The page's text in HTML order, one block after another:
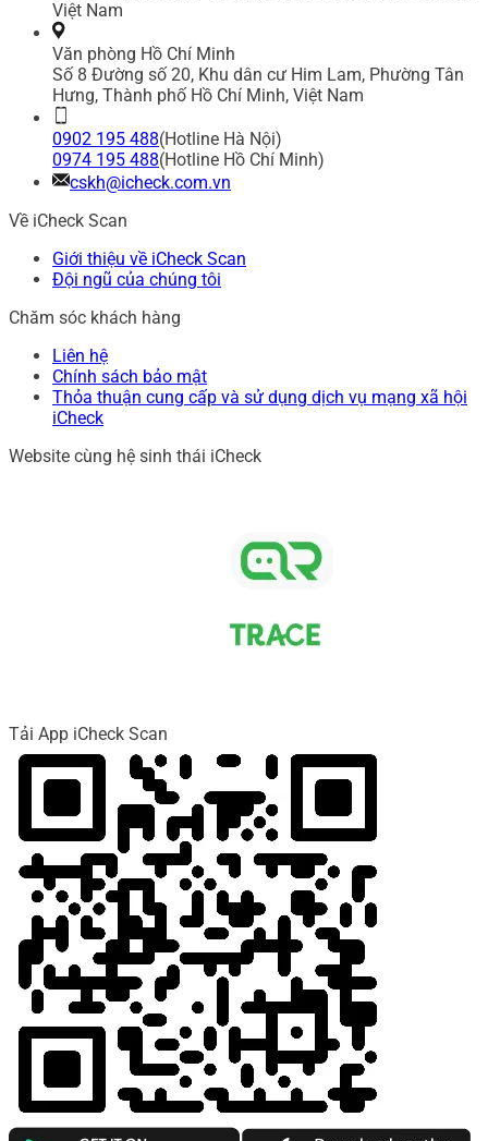
Việt Nam
Văn phòng Hồ Chí Minh
Số 8 Đường số 20, Khu dân cư Him Lam, Phường Tân
Hưng, Thành phố Hồ Chí Minh, Việt Nam
0902 195 488(Hotline Hà Nội)
0974 195 488(Hotline Hồ Chí Minh)
cskh@icheck.com.vn
Về iCheck Scan
Giới thiệu về iCheck Scan
Đội ngũ của chúng tôi
Chăm sóc khách hàng
Liên hệ
Chính sách bảo mật
Thỏa thuận cung cấp và sử dụng dịch vụ mạng xã hội
iCheck
Website cùng hệ sinh thái iCheck
Tải App iCheck Scan